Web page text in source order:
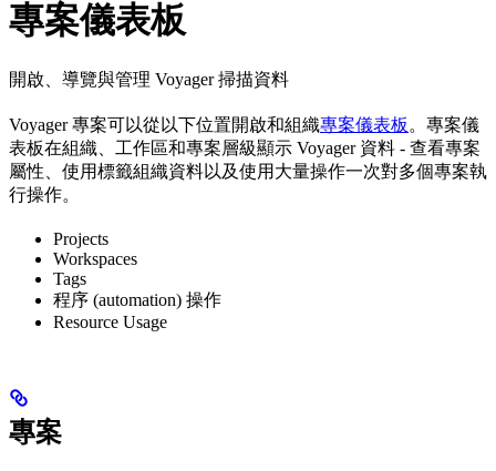
專案儀表板
開啟、導覽與管理 Voyager 掃描資料
Voyager 專案可以從以下位置開啟和組織專案儀表板 。專案儀
表板在組織、工作區和專案層級顯示 Voyager 資料 - 查看專案
屬性、使用標籤組織資料以及使用大量操作一次對多個專案執
行操作。
Projects
Workspaces
Tags
程序 (automation) 操作
Resource Usage
專案